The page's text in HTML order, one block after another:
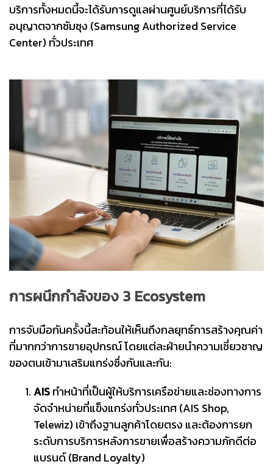
บริการทั้งหมดนี้จะได้รับการดูแลผ่านศูนย์บริการที่ได้รับ
อนุญาตจากซัมซุง (Samsung Authorized Service
Center) ทั่วประเทศ
การผนึกกำลังของ 3 Ecosystem
การจับมือกันครั้งนี้สะท้อนให้เห็นถึงกลยุทธ์การสร้างคุณค่า
ที่มากกว่าการขายอุปกรณ์ โดยแต่ละฝ่ายนำความเชี่ยวชาญ
ของตนเข้ามาเสริมแกร่งซึ่งกันและกัน:
AISทำหน้าที่เป็นผู้ให้บริการเครือข่ายและช่องทางการ
จัดจำหน่ายที่แข็งแกร่งทั่วประเทศ (AIS Shop,
Telewiz) เข้าถึงฐานลูกค้าโดยตรง และต้องการยก
ระดับการบริการหลังการขายเพื่อสร้างความภักดีต่อ
แบรนด์ (Brand Loyalty)